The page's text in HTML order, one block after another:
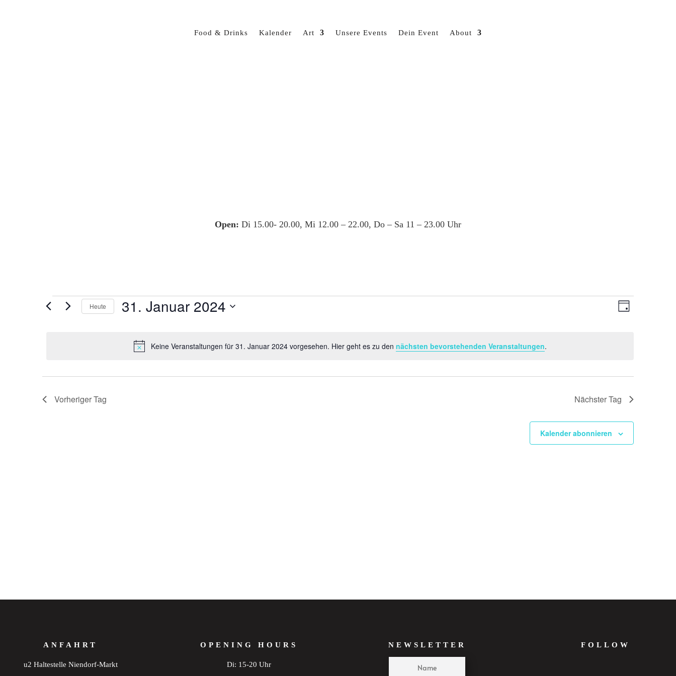
Food & Drinks Kalender Art Unsere Events Dein Event About
Open: Di 15.00- 20.00, Mi 12.00 – 22.00, Do – Sa 11 – 23.00 Uhr
Veranstaltungen
Hinweis
Keine Veranstaltungen für 31. Januar 2024 vorgesehen. Hier geht es zu den nächsten bevorstehenden Veranstaltungen.
Ansichten-
Navigation
Ansichten-
Tag
Heute 31. Januar 2024
Vorheriger Tag Nächster Tag
Kalender abonnieren
ANFAHRT
u2 Haltestelle Niendorf-Markt
OPENING HOURS
Di: 15-20 Uhr
NEWSLETTER FOLLOW